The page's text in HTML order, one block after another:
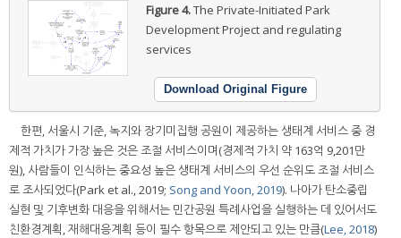
Figure 4.The Private-Initiated Park
Development Project and regulating
services
Download Original Figure
한편, 서울시 기준, 녹지와 장기미집행 공원이 제공하는 생태계 서비스 중 경
제적 가치가 가장 높은 것은 조절 서비스이며(경제적 가치 약 163억 9,201만
원), 사람들이 인식하는 중요성 높은 생태계 서비스의 우선 순위도 조절 서비스
로 조사되었다(Park et al., 2019; Song and Yoon, 2019). 나아가 탄소중립
실현 및 기후변화 대응을 위해서는 민간공원 특례사업을 실행하는 데 있어서도
친환경계획, 재해대응계획 등이 필수 항목으로 제안되고 있는 만큼(Lee, 2018)